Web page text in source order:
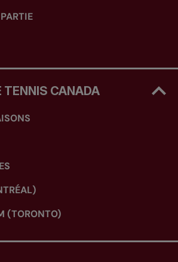
TENNIS CANADA
(TORONTO)